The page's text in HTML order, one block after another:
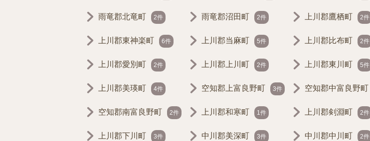
雨竜郡北竜町 2件 雨竜郡沼田町 2件 上川郡鷹栖町 2件
上川郡東神楽町 6件 上川郡当麻町 5件 上川郡比布町 2件
上川郡愛別町 2件 上川郡上川町 2件 上川郡東川町 5件
上川郡美瑛町 4件 空知郡上富良野町 3件 空知郡中富良野町
空知郡南富良野町 2件 上川郡和寒町 1件 上川郡剣淵町 2件
上川郡下川町 3件 中川郡美深町 3件 中川郡中川町 2件